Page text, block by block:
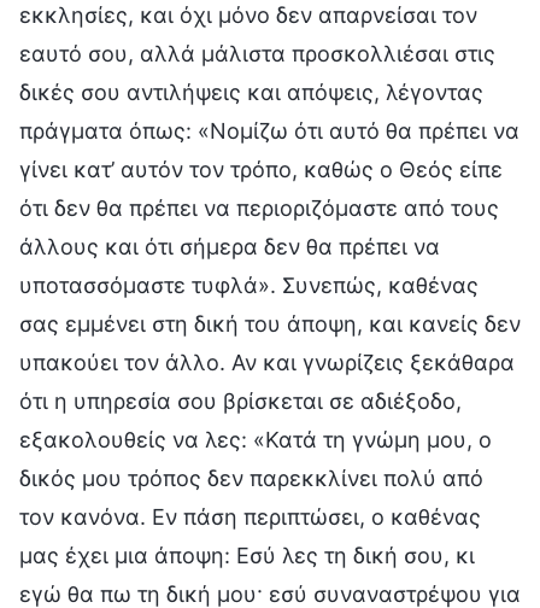
εκκλησίες, και όχι μόνο δεν απαρνείσαι τον
εαυτό σου, αλλά μάλιστα προσκολλιέσαι στις
δικές σου αντιλήψεις και απόψεις, λέγοντας
πράγματα όπως: «Νομίζω ότι αυτό θα πρέπει να
γίνει κατ’ αυτόν τον τρόπο, καθώς ο Θεός είπε
ότι δεν θα πρέπει να περιοριζόμαστε από τους
άλλους και ότι σήμερα δεν θα πρέπει να
υποτασσόμαστε τυφλά». Συνεπώς, καθένας
σας εμμένει στη δική του άποψη, και κανείς δεν
υπακούει τον άλλο. Αν και γνωρίζεις ξεκάθαρα
ότι η υπηρεσία σου βρίσκεται σε αδιέξοδο,
εξακολουθείς να λες: «Κατά τη γνώμη μου, ο
δικός μου τρόπος δεν παρεκκλίνει πολύ από
τον κανόνα. Εν πάση περιπτώσει, ο καθένας
μας έχει μια άποψη: Εσύ λες τη δική σου, κι
εγώ θα πω τη δική μου· εσύ συναναστρέψου για